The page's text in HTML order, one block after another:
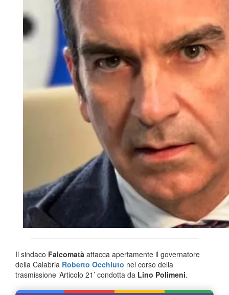
Il sindaco Falcomatà attacca apertamente il governatore
della Calabria Roberto Occhiuto nel corso della
trasmissione ‘Articolo 21’ condotta da Lino Polimeni.